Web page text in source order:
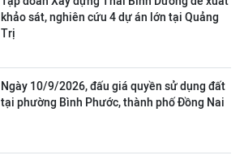
khảo sát, nghiên cứu 4 dự án lớn tại Quảng
Trị
Ngày 10/9/2026, đấu giá quyền sử dụng đất
tại phường Bình Phước, thành phố Đồng Nai